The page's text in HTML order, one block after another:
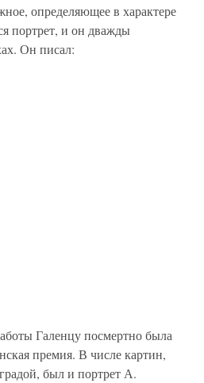
определяющее в характере
портрет, и он дважды
Он писал:
Галенцу посмертно была
премия. В числе картин,
был и портрет А.